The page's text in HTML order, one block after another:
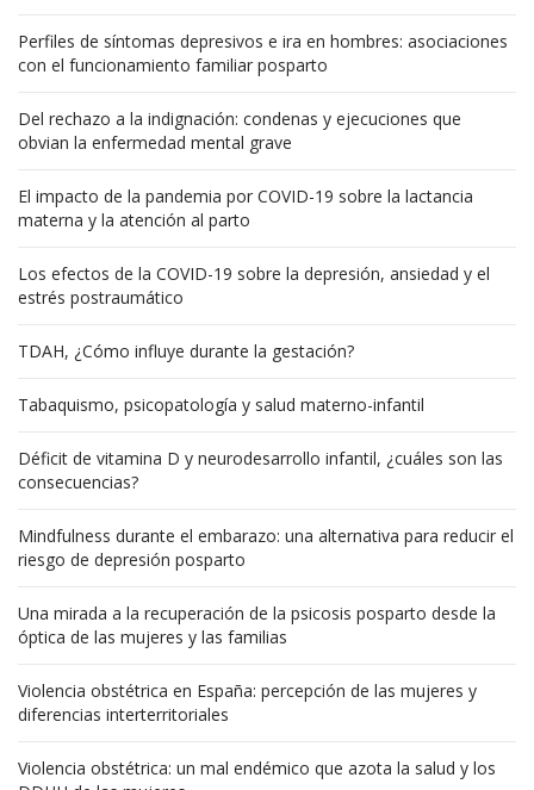
Perfiles de síntomas depresivos e ira en hombres: asociaciones
con el funcionamiento familiar posparto
Del rechazo a la indignación: condenas y ejecuciones que
obvian la enfermedad mental grave
El impacto de la pandemia por COVID-19 sobre la lactancia
materna y la atención al parto
Los efectos de la COVID-19 sobre la depresión, ansiedad y el
estrés postraumático
TDAH, ¿Cómo influye durante la gestación?
Tabaquismo, psicopatología y salud materno-infantil
Déficit de vitamina D y neurodesarrollo infantil, ¿cuáles son las
consecuencias?
Mindfulness durante el embarazo: una alternativa para reducir el
riesgo de depresión posparto
Una mirada a la recuperación de la psicosis posparto desde la
óptica de las mujeres y las familias
Violencia obstétrica en España: percepción de las mujeres y
diferencias interterritoriales
Violencia obstétrica: un mal endémico que azota la salud y los